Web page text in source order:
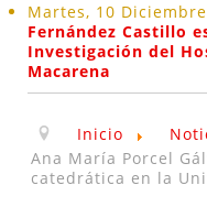
Martes, 10
Fernández Castillo
Investigación del
Macarena
Inicio
Ana María Porcel
catedrática en la